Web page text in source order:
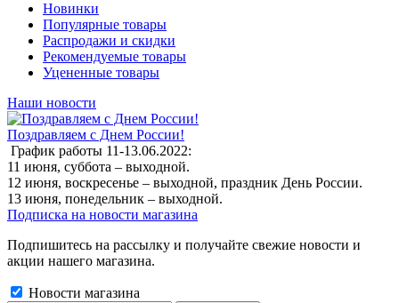
Новинки
Популярные товары
Распродажи и скидки
Рекомендуемые товары
Уцененные товары
Наши новости
Поздравляем с Днем России!
График работы 11-13.06.2022:
11 июня, суббота – выходной.
12 июня, воскресенье – выходной, праздник День России.
13 июня, понедельник – выходной.
Подписка на новости магазина
Подпишитесь на рассылку и получайте свежие новости и
акции нашего магазина.
Новости магазина